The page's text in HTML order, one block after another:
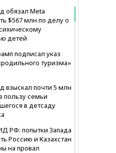
обязал Meta
$567 млн по делу о
детей
подписал указ
туризма»
взыскал почти 5 млн
пользу семьи
в детсаду
РФ: попытки Запада
Россию и Казахстан
на провал